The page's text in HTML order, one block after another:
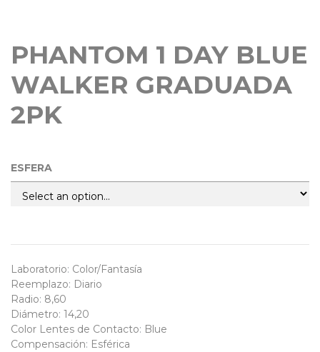
PHANTOM 1 DAY BLUE
WALKER GRADUADA
2PK
ESFERA
Laboratorio: Color/Fantasía
Reemplazo: Diario
Radio: 8,60
Diámetro: 14,20
Color Lentes de Contacto: Blue
Compensación: Esférica